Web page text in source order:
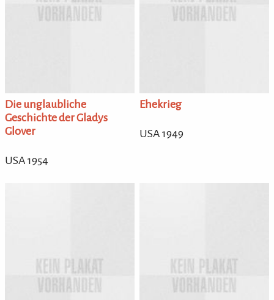
Die unglaubliche
Geschichte der Gladys
Glover
USA 1954
Ehekrieg
USA 1949